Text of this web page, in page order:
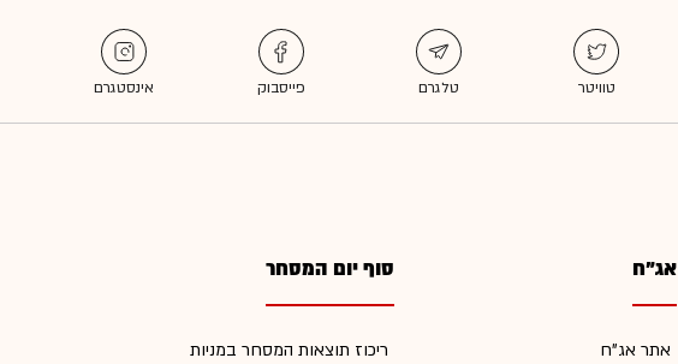
אג"ח
אתר אג"ח
סוף יום המסחר
ריכוז תוצאות המסחר במניות